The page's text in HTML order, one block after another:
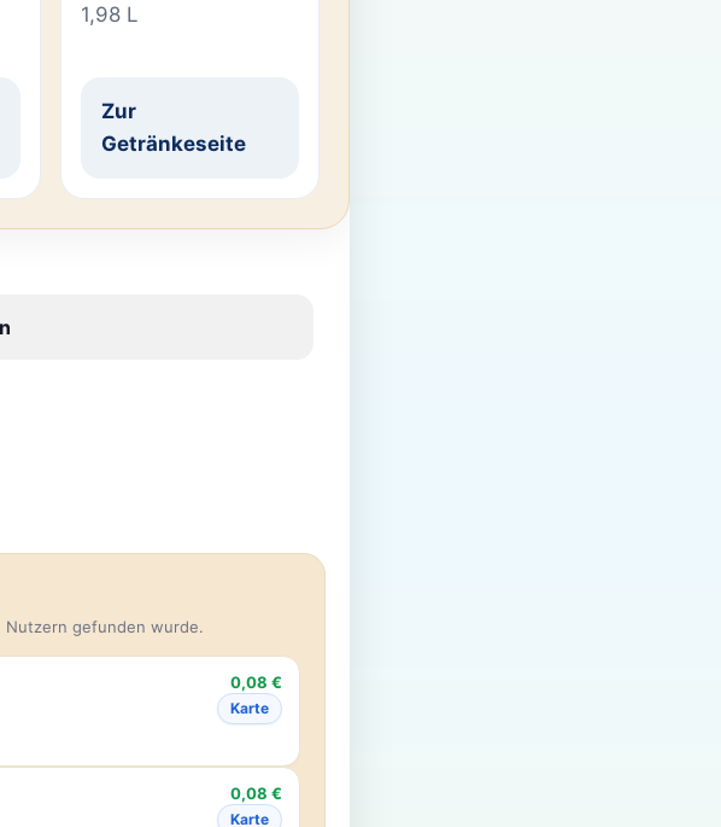
1,98 L
Zur
Getränkeseite
gefunden wurde.
0,08 €
Karte
0,08 €
Karte